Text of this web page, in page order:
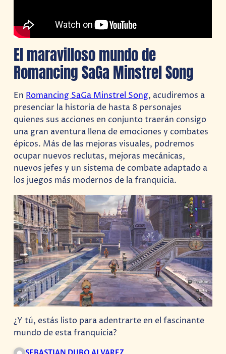
El maravilloso mundo de
Romancing SaGa Minstrel Song
EnRomancing SaGa Minstrel Song, acudiremos a
presenciar la historia de hasta 8 personajes
quienes sus acciones en conjunto traerán consigo
una gran aventura llena de emociones y combates
épicos. Más de las mejoras visuales, podremos
ocupar nuevos reclutas, mejoras mecánicas,
nuevos jefes y un sistema de combate adaptado a
los juegos más modernos de la franquicia.
¿Y tú, estás listo para adentrarte en el fascinante
mundo de esta franquicia?